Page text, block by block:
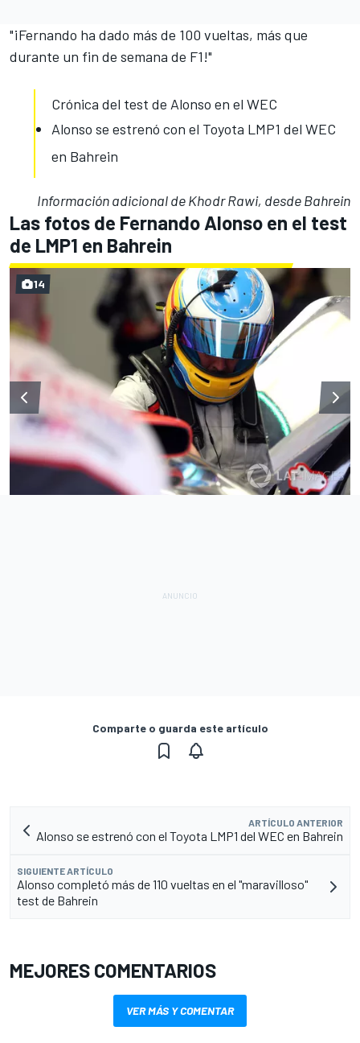
"¡Fernando ha dado más de 100 vueltas, más que
durante un fin de semana de F1!"
Crónica del test de Alonso en el WEC
Alonso se estrenó con el Toyota LMP1 del WEC
en Bahrein
Información adicional deKhodr Rawi, desde Bahrein
Las fotos de Fernando Alonso en el test
de LMP1 en Bahrein
14
Comparte o guarda este artículo
ARTÍCULO ANTERIOR
Alonso se estrenó con el Toyota LMP1 del WEC en Bahrein
SIGUIENTE ARTÍCULO
Alonso completó más de 110 vueltas en el "maravilloso"
test de Bahrein
MEJORES COMENTARIOS
VER MÁS Y COMENTAR